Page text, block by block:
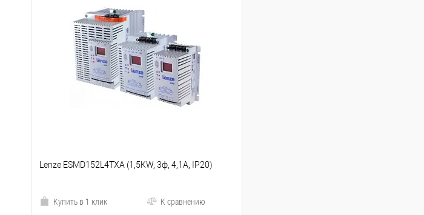
Lenze ESMD152L4TXA (1,5KW, 3ф, 4,1A, IP20)
Купить в 1 клик
К сравнению